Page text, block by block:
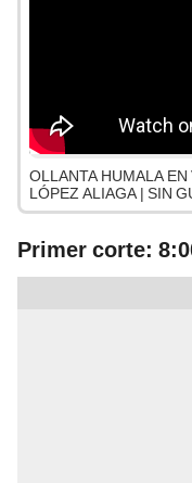
OLLANTA HUMALA
LÓPEZ ALIAGA | SIN
Primer corte: